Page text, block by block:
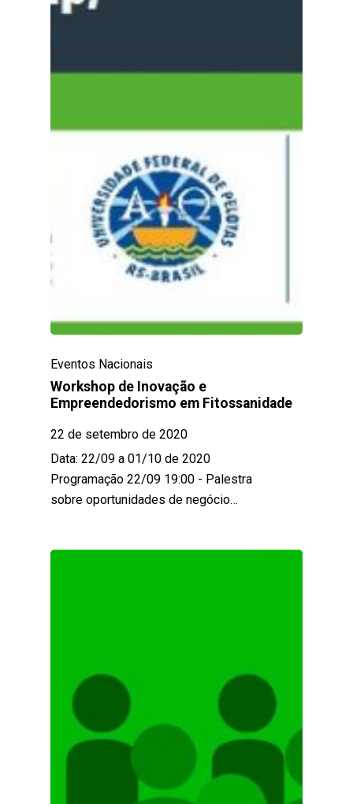
Eventos Nacionais
Workshop de Inovação e
Empreendedorismo em Fitossanidade
22 de setembro de 2020
Data: 22/09 a 01/10 de 2020
Programação 22/09 19:00 - Palestra
sobre oportunidades de negócio…